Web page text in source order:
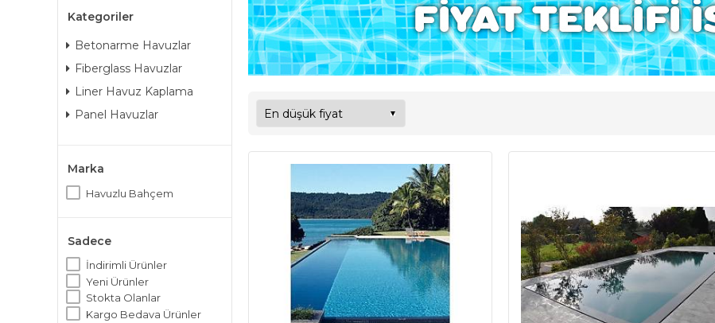
Kategoriler
Betonarme Havuzlar
Fiberglass Havuzlar
Liner Havuz Kaplama
Panel Havuzlar
Marka
Havuzlu Bahçem
Sadece
İndirimli Ürünler
Yeni Ürünler
Stokta Olanlar
Kargo Bedava Ürünler